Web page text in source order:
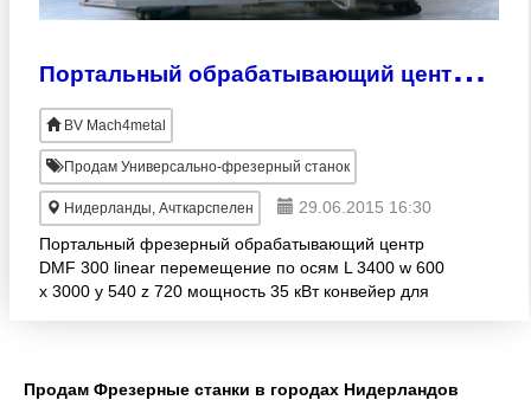
П
ортальный обрабатывающий центр DMF 300 linear Deckel Maho с ЧПУ Siemens 840D Powerline
BV Mach4metal
Продам Универсально-фрезерный станок
Нидерланды, Ачткарспелен
29.06.2015 16:30
Портальный фрезерный обрабатывающий центр
DMF 300 linear перемещение по осям L 3400 w 600
x 3000 y 540 z 720 мощность 35 кВт конвейер для
Продам Фрезерные станки в городах Нидерландов